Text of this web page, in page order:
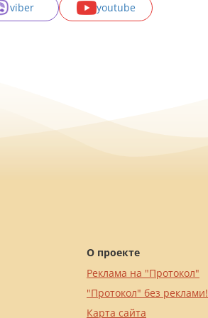
viber youtube
О проекте
Реклама на "Протокол"
"Протокол" без реклами!
Карта сайта